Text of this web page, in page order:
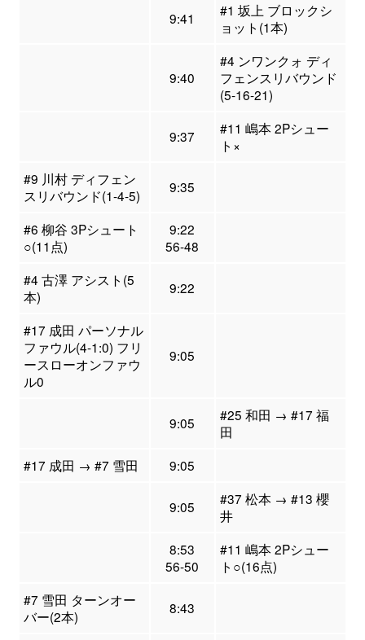
9:41
#1 坂上 ブロックシ
ョット(1本)
9:40
#4 ンワンクォ ディ
フェンスリバウンド
(5-16-21)
9:37
#11 嶋本 2Pシュー
ト×
#9 川村 ディフェン
スリバウンド(1-4-5)
9:35
#6 柳谷 3Pシュート
○(11点)
9:22
56-48
#4 古澤 アシスト(5
本)
9:22
#17 成田 パーソナル
ファウル(4-1:0) フリ
ースローオンファウ
ル0
9:05
9:05
#25 和田 → #17 福
田
#17 成田 → #7 雪田
9:05
9:05
#37 松本 → #13 櫻
井
8:53
56-50
#11 嶋本 2Pシュー
ト○(16点)
#7 雪田 ターンオー
バー(2本)
8:43